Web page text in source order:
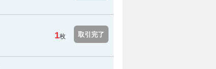
1枚 取引完了